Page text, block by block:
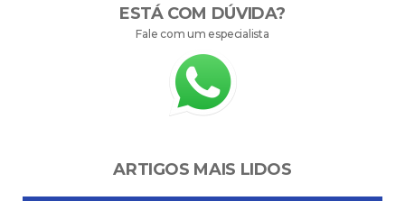
ESTÁ COM DÚVIDA?
Fale com um especialista
ARTIGOS MAIS LIDOS